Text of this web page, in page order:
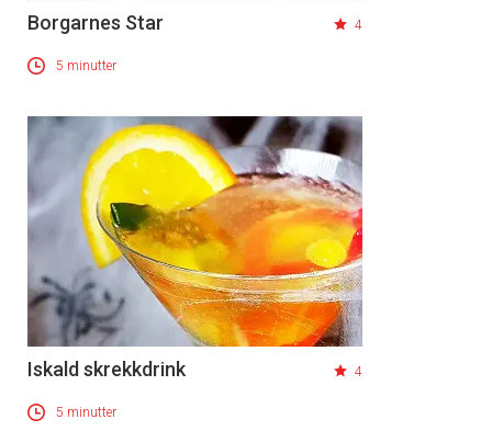
Borgarnes Star 4
5 minutter
Iskald skrekkdrink 4
5 minutter